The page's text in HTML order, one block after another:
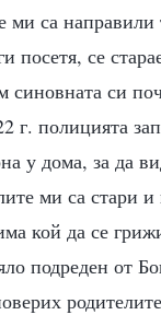
ми са
посетя, се
синовната си
г. полицията
у дома, за да
ми са стари
кой да се
подреден от